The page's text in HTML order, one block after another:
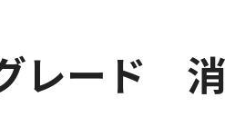
レード